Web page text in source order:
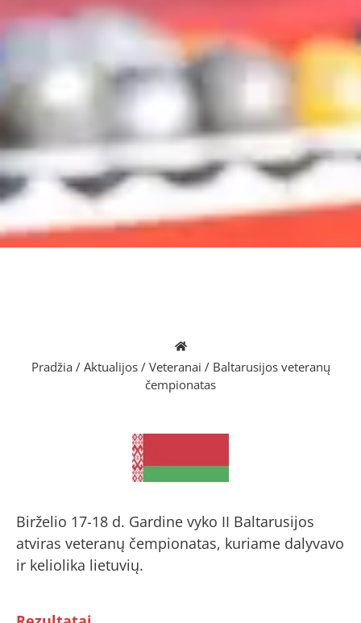
Pradžia / Aktualijos/ Veteranai / Baltarusijos veteranų
čempionatas
Birželio 17-18 d. Gardine vyko II Baltarusijos
atviras veteranų čempionatas, kuriame dalyvavo
ir keliolika lietuvių.